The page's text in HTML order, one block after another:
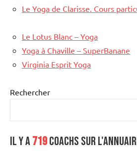
Le Yoga de Clarisse. Cours
Le Lotus Blanc – Yoga
Yoga à Chaville – SuperBanane
Virginia Esprit Yoga
Rechercher
Il y a719coachs sur